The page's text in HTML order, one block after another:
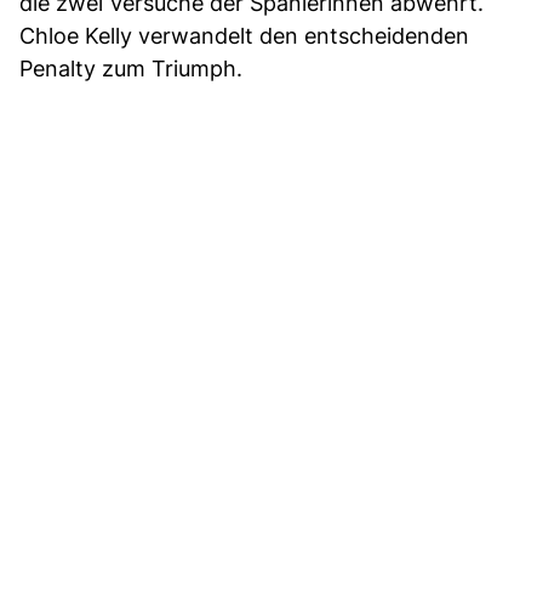
Chloe Kelly verwandelt den entscheidenden
Penalty zum Triumph.